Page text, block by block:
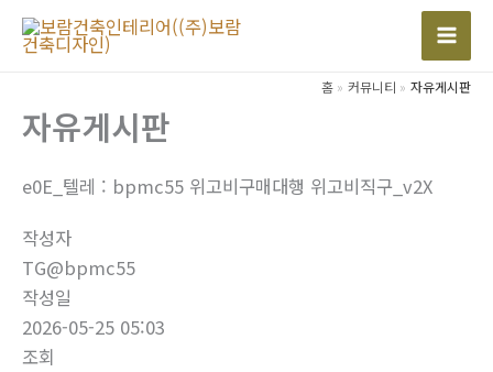
Main
홈 커뮤니티 자유게시판
자유게시판
e0E_텔레 : bpmc55 위고비구매대행 위고비직구_v2X
작성자
TG@bpmc55
작성일
2026-05-25 05:03
조회